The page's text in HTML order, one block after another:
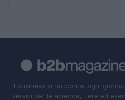
Il business si racconta, ogni
servizi per le aziende, fiere ed